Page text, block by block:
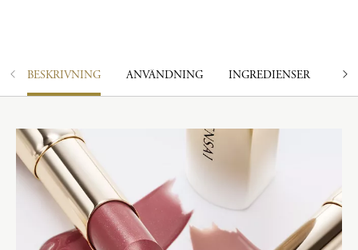
BESKRIVNING ANVÄNDNING INGREDIENSER